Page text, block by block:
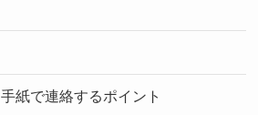
紙で連絡するポイント